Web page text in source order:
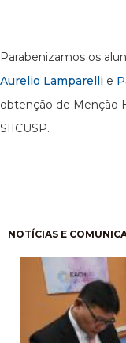
Parabenizamos os
Aurelio Lamparelli e
obtenção de Menção
SIICUSP.
NOTÍCIAS E
Pagination